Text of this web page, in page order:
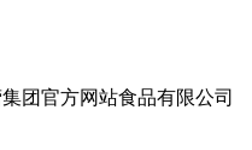
团官方网站食品有限公司